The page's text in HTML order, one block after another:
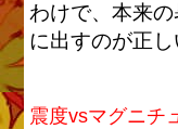
わけで、本来
に出すのが正し
震度vsマグニチ